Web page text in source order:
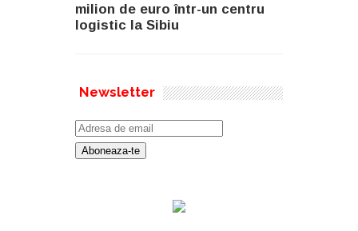
milion de euro într-un centru
logistic la Sibiu
Newsletter